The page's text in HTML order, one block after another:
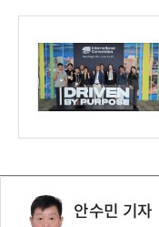
안수민 기자